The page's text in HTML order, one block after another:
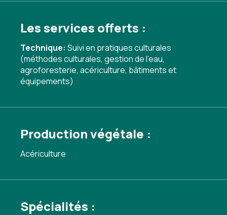
Les services offerts :
Technique: Suivi en pratiques culturales
(méthodes culturales, gestion de l'eau,
agroforesterie, acériculture, bâtiments et
équipements)
Production végétale :
Acériculture
Spécialités :